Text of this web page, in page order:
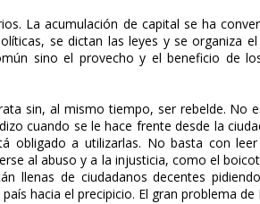
La acumulación de capital se ha
se dictan las leyes y se organiza
sino el provecho y el beneficio de
sin, al mismo tiempo, ser rebelde. No
cuando se le hace frente desde la
obligado a utilizarlas. No basta con
al abuso y a la injusticia, como el
llenas de ciudadanos decentes
hacia el precipicio. El gran problema